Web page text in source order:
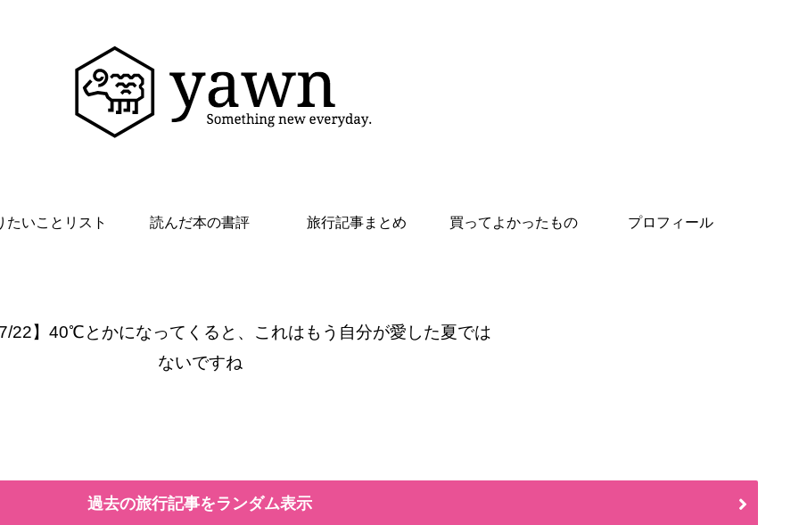
たいことリスト 読んだ本の書評 旅行記事まとめ 買ってよかったもの プロフィール
22】40℃とかになってくると、これはもう自分が愛した夏では
ないですね
過去の旅行記事をランダム表示